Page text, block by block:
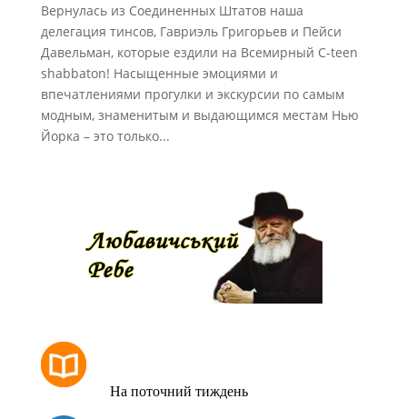
Вернулась из Соединенных Штатов наша
делегация тинсов, Гавриэль Григорьев и Пейси
Давельман, которые ездили на Всемирный С-teen
shabbaton! Насыщенные эмоциями и
впечатлениями прогулки и экскурсии по самым
модным, знаменитым и выдающимся местам Нью
Йорка – это только...
На поточний тиждень